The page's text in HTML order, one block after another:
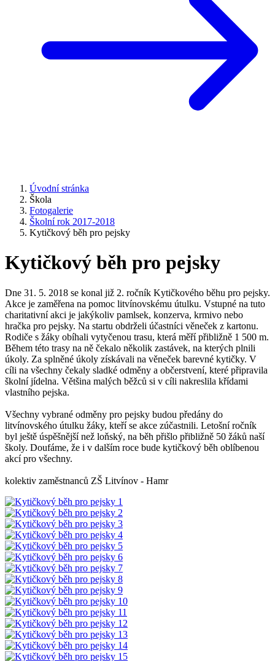
Úvodní stránka
Škola
Fotogalerie
Školní rok 2017-2018
Kytičkový běh pro pejsky
Kytičkový běh pro pejsky
Dne 31. 5. 2018 se konal již 2. ročník Kytičkového běhu pro pejsky.
Akce je zaměřena na pomoc litvínovskému útulku. Vstupné na tuto
charitativní akci je jakýkoliv pamlsek, konzerva, krmivo nebo
hračka pro pejsky. Na startu obdrželi účastníci věneček z kartonu.
Rodiče s žáky obíhali vytyčenou trasu, která měří přibližně 1 500 m.
Během této trasy na ně čekalo několik zastávek, na kterých plnili
úkoly. Za splněné úkoly získávali na věneček barevné kytičky. V
cíli na všechny čekaly sladké odměny a občerstvení, které připravila
školní jídelna. Většina malých běžců si v cíli nakreslila křídami
vlastního pejska.
Všechny vybrané odměny pro pejsky budou předány do
litvínovského útulku žáky, kteří se akce zúčastnili. Letošní ročník
byl ještě úspěšnější než loňský, na běh přišlo přibližně 50 žáků naší
školy. Doufáme, že i v dalším roce bude kytičkový běh oblíbenou
akcí pro všechny.
kolektiv zaměstnanců ZŠ Litvínov - Hamr